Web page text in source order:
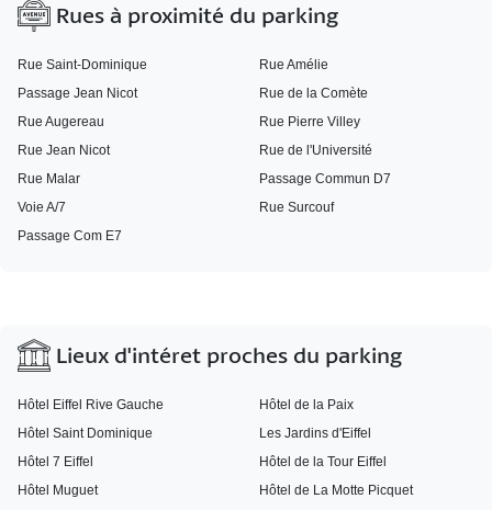
Rues à proximité du parking
Rue Saint-Dominique
Rue Amélie
Passage Jean Nicot
Rue de la Comète
Rue Augereau
Rue Pierre Villey
Rue Jean Nicot
Rue de l'Université
Rue Malar
Passage Commun D7
Voie A/7
Rue Surcouf
Passage Com E7
Lieux d'intéret proches du parking
Hôtel Eiffel Rive Gauche
Hôtel de la Paix
Hôtel Saint Dominique
Les Jardins d'Eiffel
Hôtel 7 Eiffel
Hôtel de la Tour Eiffel
Hôtel Muguet
Hôtel de La Motte Picquet